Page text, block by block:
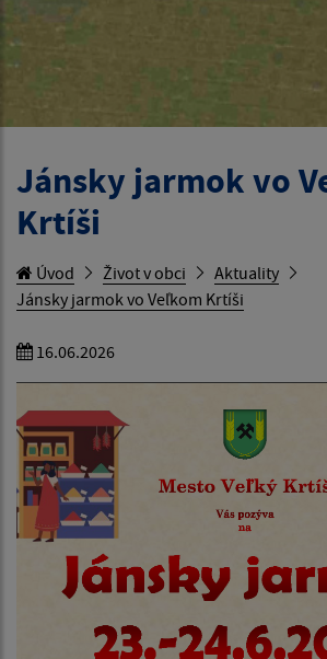
Jánsky jarmok vo
Krtíši
Úvod Život v obci
Aktuality
Jánsky jarmok vo Veľkom Krtíši
16.06.2026